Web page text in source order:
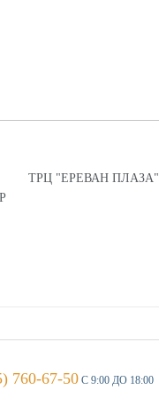
ТРЦ "ЕРЕВАН ПЛАЗА"
760-67-50 С 9:00 ДО 18:00